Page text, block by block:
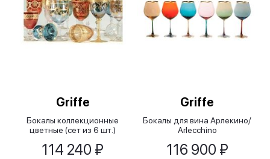
Griffe
Бокалы коллекционные
цветные (сет из 6 шт.)
114 240 ₽
Griffe
Бокалы для вина Арлекино/
Arlecchino
116 900 ₽